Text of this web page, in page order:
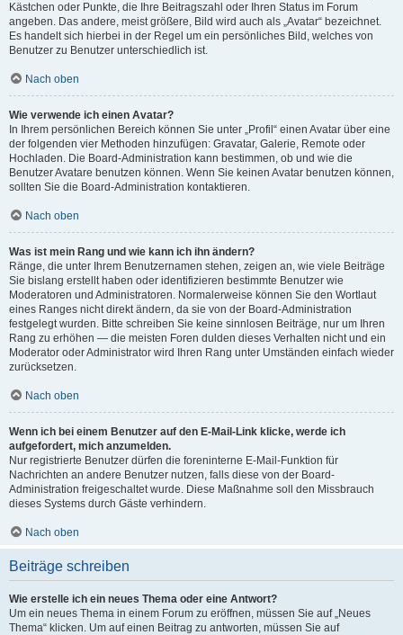
Kästchen oder Punkte, die Ihre Beitragszahl oder Ihren Status im Forum
angeben. Das andere, meist größere, Bild wird auch als „Avatar“ bezeichnet.
Es handelt sich hierbei in der Regel um ein persönliches Bild, welches von
Benutzer zu Benutzer unterschiedlich ist.
Nach oben
Wie verwende ich einen Avatar?
In Ihrem persönlichen Bereich können Sie unter „Profil“ einen Avatar über eine
der folgenden vier Methoden hinzufügen: Gravatar, Galerie, Remote oder
Hochladen. Die Board-Administration kann bestimmen, ob und wie die
Benutzer Avatare benutzen können. Wenn Sie keinen Avatar benutzen können,
sollten Sie die Board-Administration kontaktieren.
Nach oben
Was ist mein Rang und wie kann ich ihn ändern?
Ränge, die unter Ihrem Benutzernamen stehen, zeigen an, wie viele Beiträge
Sie bislang erstellt haben oder identifizieren bestimmte Benutzer wie
Moderatoren und Administratoren. Normalerweise können Sie den Wortlaut
eines Ranges nicht direkt ändern, da sie von der Board-Administration
festgelegt wurden. Bitte schreiben Sie keine sinnlosen Beiträge, nur um Ihren
Rang zu erhöhen — die meisten Foren dulden dieses Verhalten nicht und ein
Moderator oder Administrator wird Ihren Rang unter Umständen einfach wieder
zurücksetzen.
Nach oben
Wenn ich bei einem Benutzer auf den E-Mail-Link klicke, werde ich
aufgefordert, mich anzumelden.
Nur registrierte Benutzer dürfen die foreninterne E-Mail-Funktion für
Nachrichten an andere Benutzer nutzen, falls diese von der Board-
Administration freigeschaltet wurde. Diese Maßnahme soll den Missbrauch
dieses Systems durch Gäste verhindern.
Nach oben
Beiträge schreiben
Wie erstelle ich ein neues Thema oder eine Antwort?
Um ein neues Thema in einem Forum zu eröffnen, müssen Sie auf „Neues
Thema“ klicken. Um auf einen Beitrag zu antworten, müssen Sie auf